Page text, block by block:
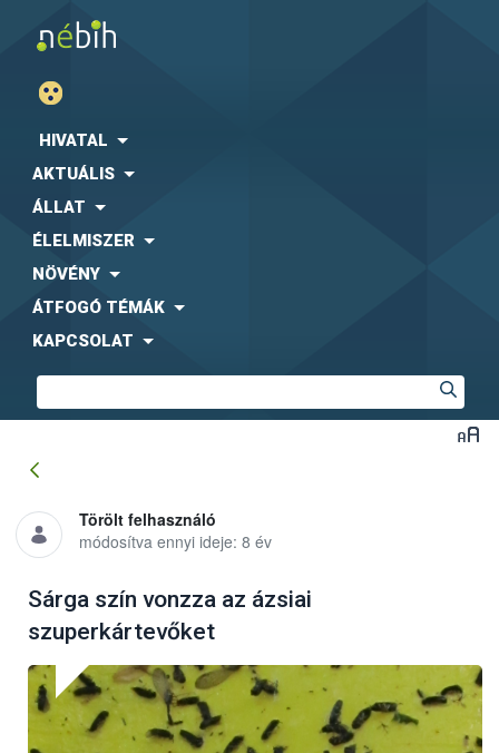
HIVATAL
AKTUÁLIS
ÁLLAT
ÉLELMISZER
NÖVÉNY
ÁTFOGÓ TÉMÁK
KAPCSOLAT
Törölt felhasználó
módosítva ennyi ideje: 8 év
Sárga szín vonzza az ázsiai
szuperkártevőket